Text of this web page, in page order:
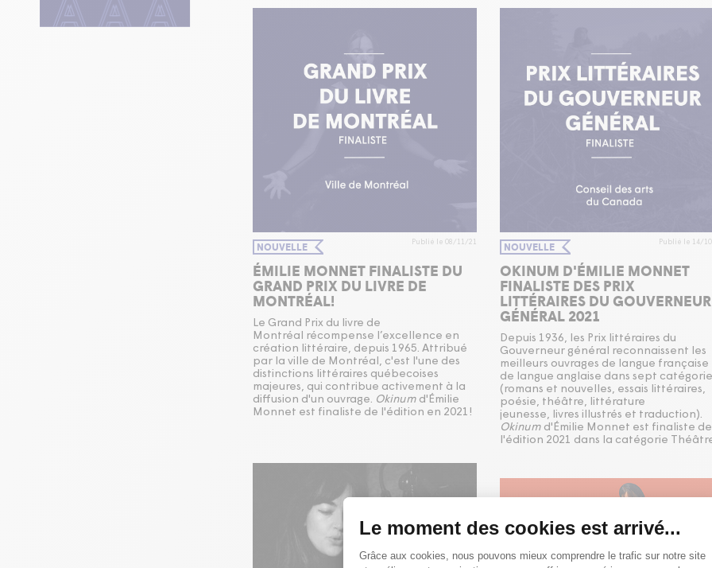
NOUVELLE Publié le 08/11/21
ÉMILIE MONNET FINALISTE DU
GRAND PRIX DU LIVRE DE
MONTRÉAL!
Le Grand Prix du livre de
Montréal récompense l’excellence en
création littéraire, depuis 1965. Attribué
par la ville de Montréal, c'est l'une des
distinctions littéraires québecoises
majeures, qui contribue activement à la
diffusion d'un ouvrage. Okinum d'Émilie
Monnet est finaliste de l'édition en 2021!
NOUVELLE Publié le 14/
OKINUM D'ÉMILIE MONNET
FINALISTE DES PRIX
LITTÉRAIRES DU GOUVERNEUR
GÉNÉRAL 2021
Depuis 1936, les Prix littéraires du
Gouverneur général reconnaissent les
meilleurs ouvrages de langue française
de langue anglaise dans sept
(romans et nouvelles, essais littéraires,
poésie, théâtre, littérature
jeunesse, livres illustrés et traduction).
Okinum d'Émilie Monnet est finaliste de
l'édition 2021 dans la catégorie